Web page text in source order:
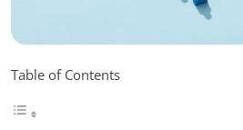
Table of Contents